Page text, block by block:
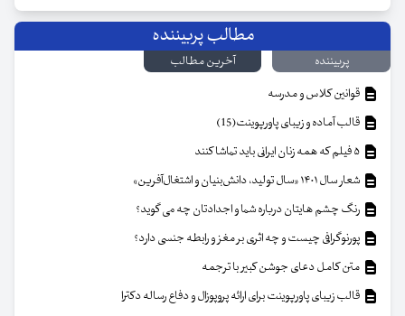
مطالب پربیننده
پربیننده
آخرین مطالب
قوانین کلاس و مدرسه
قالب آماده و زیبای پاورپوینت(15)
شعار سال ۱۴۰۱ «سال تولید، دانش‌بنیان و اشتغال‌آفرین»
رنگ چشم هایتان درباره شما و اجدادتان چه می گوید؟
پورنوگرافی چیست و چه اثری بر مغز و رابطه جنسی دارد؟
متن کامل دعای جوشن کبیر با ترجمه
قالب زیبای پاورپوینت برای ارائه پروپوزال و دفاع رساله دکترا